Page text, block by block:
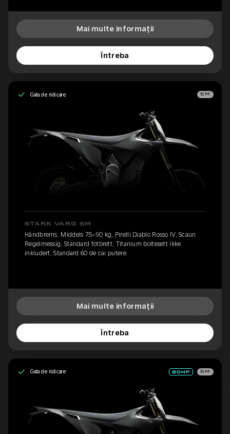
Mai multe informații
Întreba
Gata de ridicare SM
STARK VARG SM
Håndbrems, Middels 75–90 kg, Pirelli Diablo Rosso IV, Scaun
Regelmessig, Standard fotbrett, Titanium boltesett ikke
inkludert, Standard 60 de cai putere
Mai multe informații
Întreba
Gata de ridicare SM